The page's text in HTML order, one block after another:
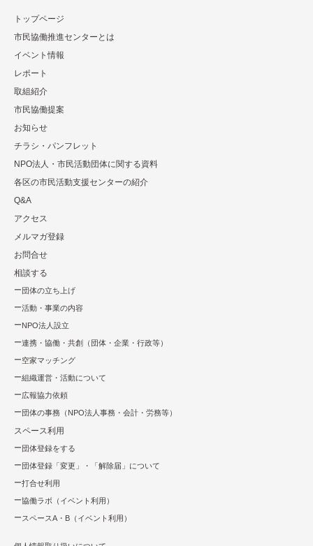
トップページ
市民協働推進センターとは
イベント情報
レポート
取組紹介
市⺠協働提案
お知らせ
チラシ・パンフレット
NPO法⼈・市⺠活動団体に関する資料
各区の市⺠活動⽀援センターの紹介
Q&A
アクセス
メルマガ登録
お問合せ
相談する
団体の立ち上げ
活動・事業の内容
NPO法⼈設⽴
連携・協働・共創（団体・企業・⾏政等）
空家マッチング
組織運営・活動について
広報協⼒依頼
団体の事務（NPO法人事務・会計・労務等）
スペース利用
団体登録をする
団体登録「変更」・「解除届」について
打合せ利用
協働ラボ（イベント利⽤）
スペースA・B（イベント利⽤）